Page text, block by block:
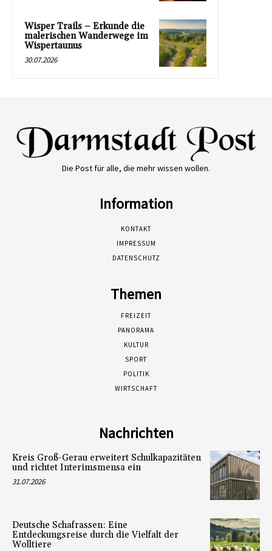
Wisper Trails – Erkunde die
malerischen Wanderwege im
Wispertaunus
30.07.2026
Die Post für alle, die mehr wissen wollen.
Information
KONTAKT
IMPRESSUM
DATENSCHUTZ
Themen
FREIZEIT
PANORAMA
KULTUR
SPORT
POLITIK
WIRTSCHAFT
Nachrichten
Kreis Groß-Gerau erweitert Schulkapazitäten
und richtet Interimsmensa ein
31.07.2026
Deutsche Schafrassen: Eine
Entdeckungsreise durch die Vielfalt der
Wolltiere